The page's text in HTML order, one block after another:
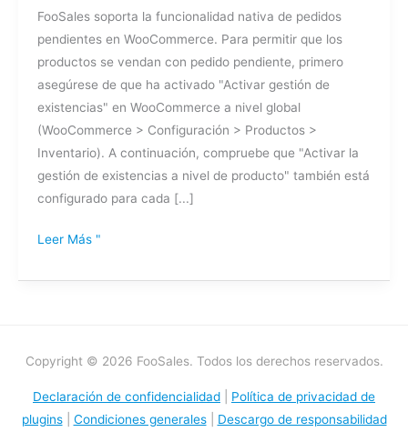
FooSales soporta la funcionalidad nativa de pedidos
pendientes en WooCommerce. Para permitir que los
productos se vendan con pedido pendiente, primero
asegúrese de que ha activado "Activar gestión de
existencias" en WooCommerce a nivel global
(WooCommerce > Configuración > Productos >
Inventario). A continuación, compruebe que "Activar la
gestión de existencias a nivel de producto" también está
configurado para cada [...]
pedidos
pendientes
en
FooSales?
Leer Más "
Copyright © 2026 FooSales. Todos los derechos reservados.
Declaración de confidencialidad
Política de privacidad de
plugins| Condiciones generales| Descargo de responsabilidad